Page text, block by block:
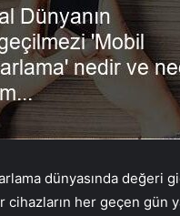
dünyasında değeri
cihazların her geçen gün